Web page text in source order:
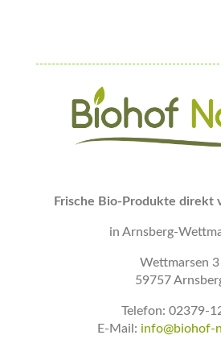
Frische Bio-Produkte direkt
in Arnsberg-
Wettmarsen 3
59757
Telefon: 02379-
E-Mail: info@biohof-